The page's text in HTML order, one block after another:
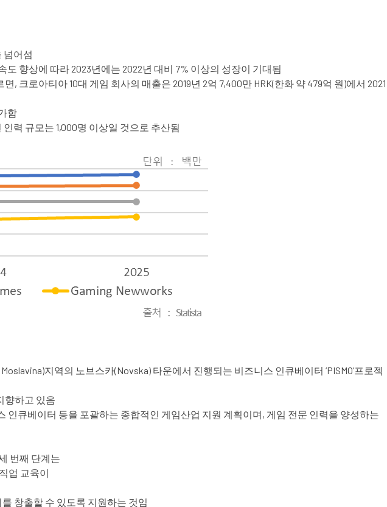
넘어섬
향상에 따라 2023년에는 2022년 대비 7% 이상의 성장이 기대됨
크로아티아 10대 게임 회사의 매출은 2019년 2억 7,400만 HRK(한화 약 479억 원)에서 2021
함
력 규모는 1,000명 이상일 것으로 추산됨
지역의 노브스카(Novska) 타운에서 진행되는 비즈니스 인큐베이터 ‘PISMO’프로젝
향하고 있음
인큐베이터 등을 포괄하는 종합적인 게임산업 지원 계획이며, 게임 전문 인력을 양성하는
번째 단계는
업 교육이
창출할 수 있도록 지원하는 것임